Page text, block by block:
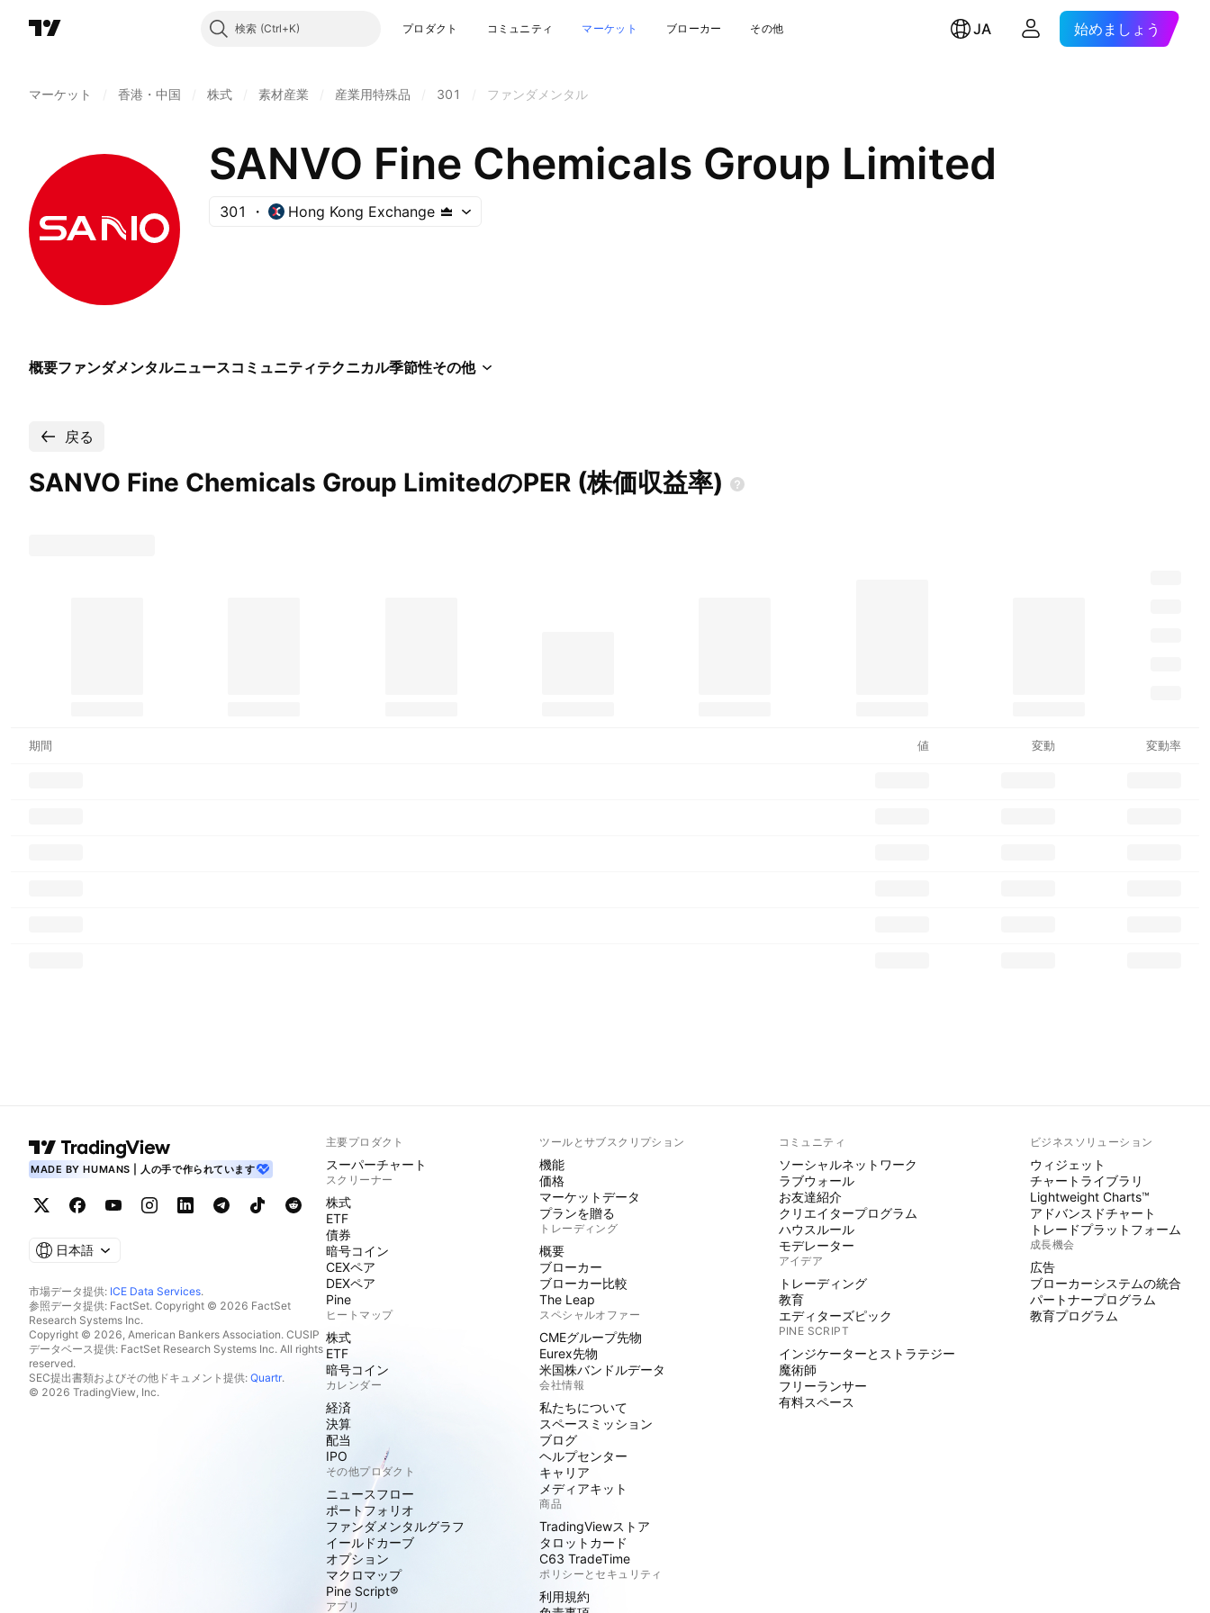
検索 プロダクト コミュニティ マーケット ブローカー その他 JA 始めましょう
マーケット 香港・中国 株式 素材産業 産業用特殊品 301 ファンダメンタル
SANVO Fine Chemicals Group Limited
301 Hong Kong Exchange
概要ファンダメンタルニュースコミュニティテクニカル季節性その他
戻る
SANVO Fine Chemicals Group LimitedのPER (株価収益率)
期間 値 変動 変動率
MADE BY HUMANS | 人の手で作られています
日本語
市場データ提供: ICE Data Services.
参照データ提供: FactSet. Copyright © 2026 FactSet
Research Systems Inc.
Copyright © 2026, American Bankers Association. CUSIP
データベース提供: FactSet Research Systems Inc. All rights
reserved.
SEC提出書類およびその他ドキュメント提供: Quartr.
© 2026 TradingView, Inc.
主要プロダクト
スーパーチャート
スクリーナー
株式
ETF
債券
暗号コイン
CEXペア
DEXペア
Pine
ヒートマップ
株式
ETF
暗号コイン
カレンダー
経済
決算
配当
IPO
その他プロダクト
ニュースフロー
ポートフォリオ
ファンダメンタルグラフ
イールドカーブ
オプション
マクロマップ
Pine Script®
アプリ
ツールとサブスクリプション
機能
価格
マーケットデータ
プランを贈る
トレーディング
概要
ブローカー
ブローカー比較
The Leap
スペシャルオファー
CMEグループ先物
Eurex先物
米国株バンドルデータ
会社情報
私たちについて
スペースミッション
ブログ
ヘルプセンター
キャリア
メディアキット
商品
TradingViewストア
タロットカード
C63 TradeTime
ポリシーとセキュリティ
利用規約
コミュニティ
ソーシャルネットワーク
ラブウォール
お友達紹介
クリエイタープログラム
ハウスルール
モデレーター
アイデア
トレーディング
教育
エディターズピック
PINE SCRIPT
インジケーターとストラテジー
魔術師
フリーランサー
有料スペース
ビジネスソリューション
ウィジェット
チャートライブラリ
Lightweight Charts™
アドバンスドチャート
トレードプラットフォーム
成長機会
広告
ブローカーシステムの統合
パートナープログラム
教育プログラム